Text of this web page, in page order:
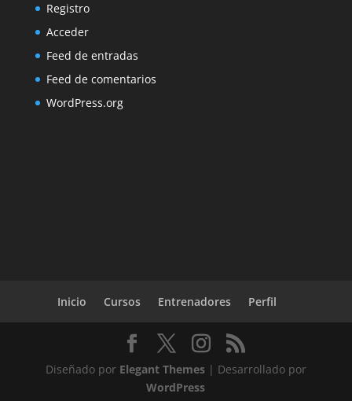
Registro
Acceder
Feed de entradas
Feed de comentarios
WordPress.org
Inicio Cursos Entrenadores Perfil
Diseñado por Elegant Themes| Desarrollado por
WordPress